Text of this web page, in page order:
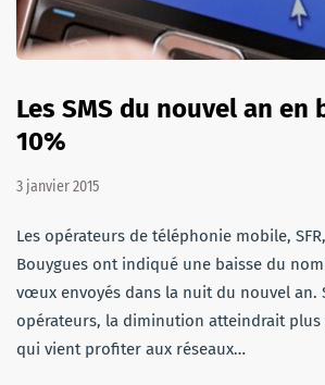
Les SMS du nouvel an en
10%
3 janvier 2015
Les opérateurs de téléphonie mobile,
Bouygues ont indiqué une baisse du
vœux envoyés dans la nuit du nouvel an.
opérateurs, la diminution atteindrait plus
qui vient profiter aux réseaux…